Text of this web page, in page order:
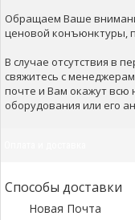
Обращаем Ваше
ценовой конъюнктуры,
В случае отсутствия в
свяжитесь с
почте и Вам окажут
оборудования или его
Способы доставки
Новая Почта